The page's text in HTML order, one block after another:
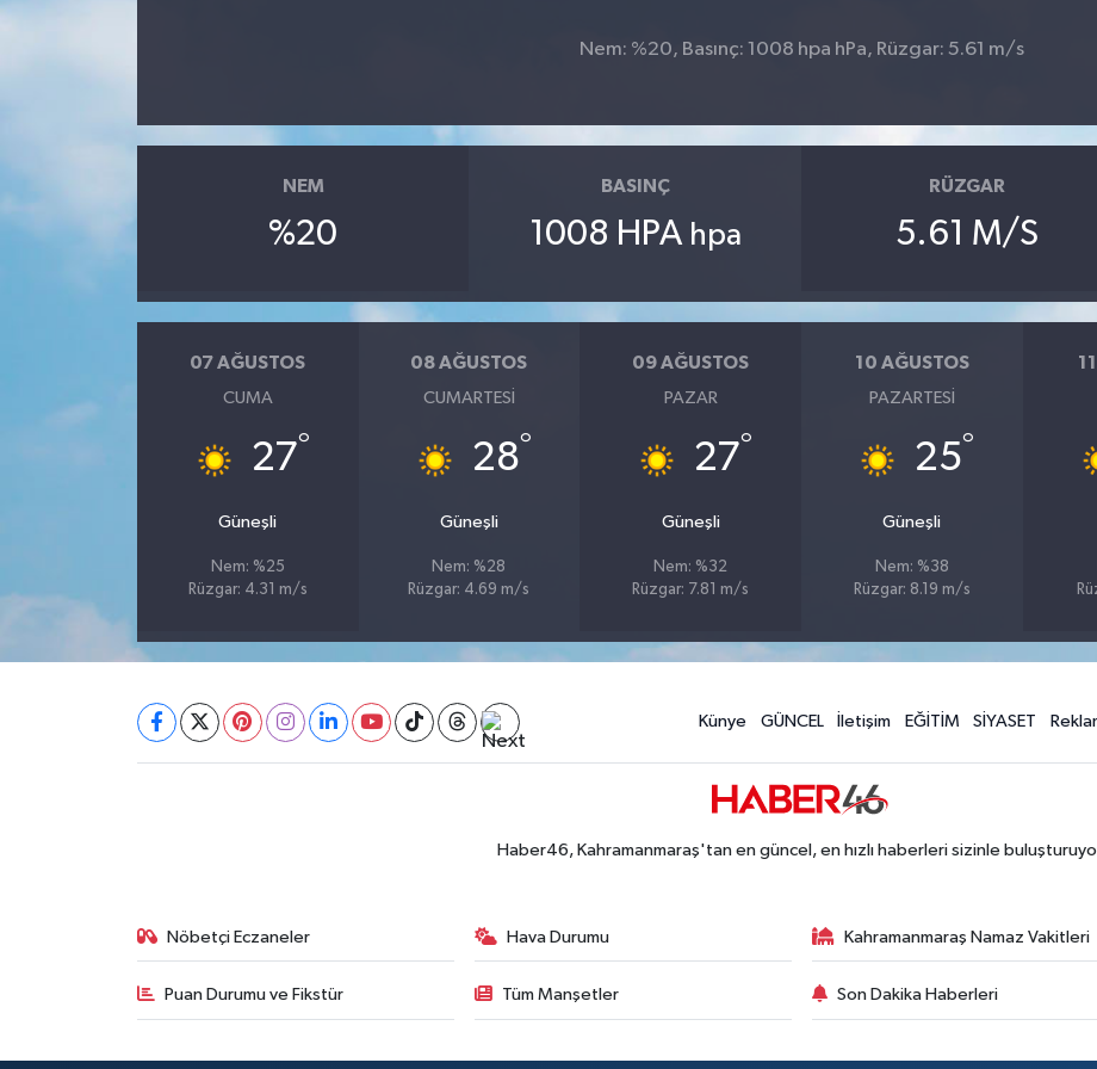
Nem: %20, Basınç: 1008 hpa hPa, Rüzgar: 5.61 m/s
NEM
%20
BASINÇ
1008 HPA hpa
RÜZGAR
5.61 M/S
07 AĞUSTOS
CUMA
27°
Güneşli
Nem: %25
Rüzgar: 4.31 m/s
08 AĞUSTOS
CUMARTESI
28°
Güneşli
Nem: %28
Rüzgar: 4.69 m/s
09 AĞUSTOS
PAZAR
27°
Güneşli
Nem: %32
Rüzgar: 7.81 m/s
10 AĞUSTOS
PAZARTESI
25°
Güneşli
Nem: %38
Rüzgar: 8.19 m/s
Künye GÜNCEL İletişim EĞİTİM SİYASET
Haber46, Kahramanmaraş'tan en güncel, en hızlı haberleri sizinle
Nöbetçi Eczaneler Hava Durumu Kahramanmaraş Namaz Vakitleri
Puan Durumu ve Fikstür Tüm Manşetler Son Dakika Haberleri
KADIN-AİLE
YEREL YÖNETİM
ÜÇÜNCÜ SAYFA
BİLİMNET
ÇEK GÖNDER